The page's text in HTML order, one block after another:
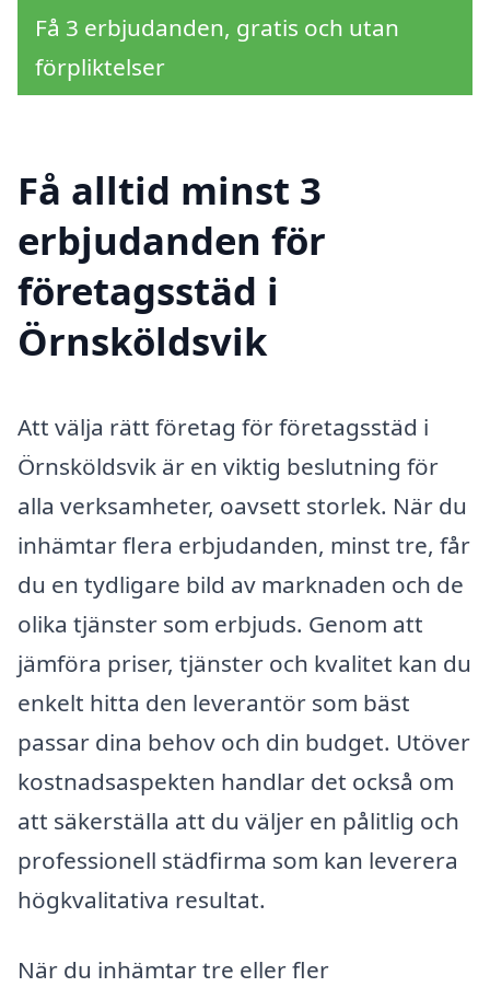
Få 3 erbjudanden, gratis och utan
förpliktelser
Få alltid minst 3
erbjudanden för
företagsstäd i
Örnsköldsvik
Att välja rätt företag för företagsstäd i
Örnsköldsvik är en viktig beslutning för
alla verksamheter, oavsett storlek. När du
inhämtar flera erbjudanden, minst tre, får
du en tydligare bild av marknaden och de
olika tjänster som erbjuds. Genom att
jämföra priser, tjänster och kvalitet kan du
enkelt hitta den leverantör som bäst
passar dina behov och din budget. Utöver
kostnadsaspekten handlar det också om
att säkerställa att du väljer en pålitlig och
professionell städfirma som kan leverera
högkvalitativa resultat.
När du inhämtar tre eller fler